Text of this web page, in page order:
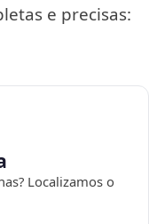
e precisas:
Localizamos o